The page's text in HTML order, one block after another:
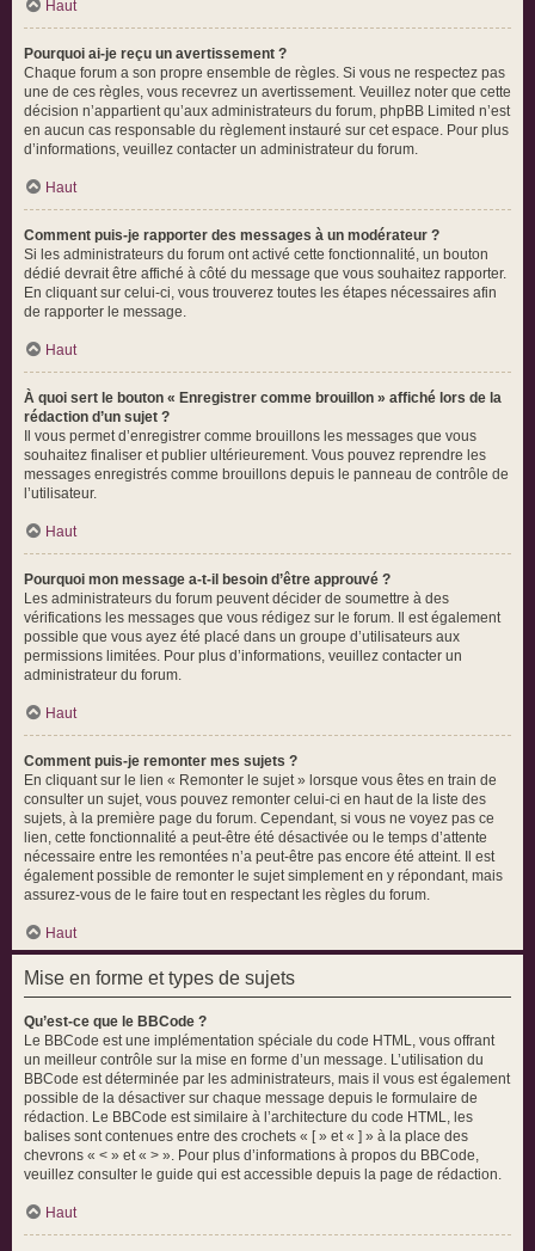
Haut
Pourquoi ai-je reçu un avertissement ?
Chaque forum a son propre ensemble de règles. Si vous ne respectez pas
une de ces règles, vous recevrez un avertissement. Veuillez noter que cette
décision n’appartient qu’aux administrateurs du forum, phpBB Limited n’est
en aucun cas responsable du règlement instauré sur cet espace. Pour plus
d’informations, veuillez contacter un administrateur du forum.
Haut
Comment puis-je rapporter des messages à un modérateur ?
Si les administrateurs du forum ont activé cette fonctionnalité, un bouton
dédié devrait être affiché à côté du message que vous souhaitez rapporter.
En cliquant sur celui-ci, vous trouverez toutes les étapes nécessaires afin
de rapporter le message.
Haut
À quoi sert le bouton « Enregistrer comme brouillon » affiché lors de la
rédaction d’un sujet ?
Il vous permet d’enregistrer comme brouillons les messages que vous
souhaitez finaliser et publier ultérieurement. Vous pouvez reprendre les
messages enregistrés comme brouillons depuis le panneau de contrôle de
l’utilisateur.
Haut
Pourquoi mon message a-t-il besoin d’être approuvé ?
Les administrateurs du forum peuvent décider de soumettre à des
vérifications les messages que vous rédigez sur le forum. Il est également
possible que vous ayez été placé dans un groupe d’utilisateurs aux
permissions limitées. Pour plus d’informations, veuillez contacter un
administrateur du forum.
Haut
Comment puis-je remonter mes sujets ?
En cliquant sur le lien « Remonter le sujet » lorsque vous êtes en train de
consulter un sujet, vous pouvez remonter celui-ci en haut de la liste des
sujets, à la première page du forum. Cependant, si vous ne voyez pas ce
lien, cette fonctionnalité a peut-être été désactivée ou le temps d’attente
nécessaire entre les remontées n’a peut-être pas encore été atteint. Il est
également possible de remonter le sujet simplement en y répondant, mais
assurez-vous de le faire tout en respectant les règles du forum.
Haut
Mise en forme et types de sujets
Qu’est-ce que le BBCode ?
Le BBCode est une implémentation spéciale du code HTML, vous offrant
un meilleur contrôle sur la mise en forme d’un message. L’utilisation du
BBCode est déterminée par les administrateurs, mais il vous est également
possible de la désactiver sur chaque message depuis le formulaire de
rédaction. Le BBCode est similaire à l’architecture du code HTML, les
balises sont contenues entre des crochets « [ » et « ] » à la place des
chevrons « < » et « > ». Pour plus d’informations à propos du BBCode,
veuillez consulter le guide qui est accessible depuis la page de rédaction.
Haut